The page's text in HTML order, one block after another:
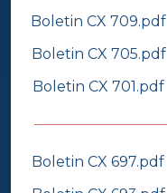
Boletin CX 709.pdf
Boletin CX 705.pdf
Boletin CX 701.pdf
Boletin CX 697.pdf